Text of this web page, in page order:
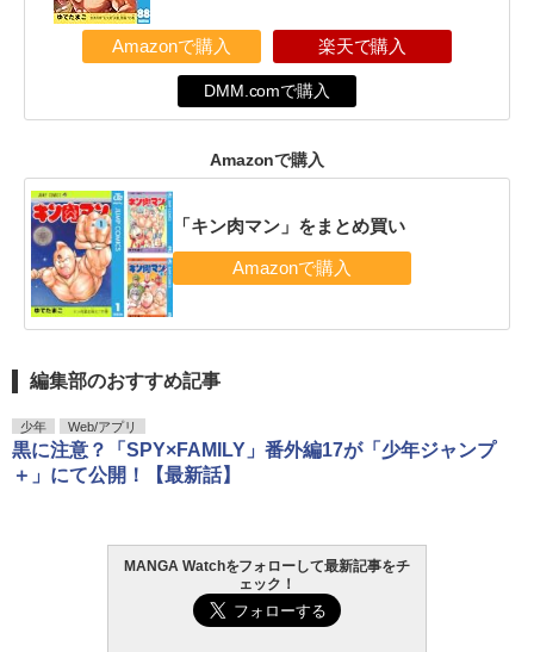
Amazonで購入 楽天で購入
DMM.comで購入
Amazonで購入
「キン肉マン」をまとめ買い
編集部のおすすめ記事
少年 Web/アプリ
黒に注意？「SPY×FAMILY」番外編17が「少年ジャンプ
＋」にて公開！【最新話】
MANGA Watchをフォローして最新記事をチ
ェック！